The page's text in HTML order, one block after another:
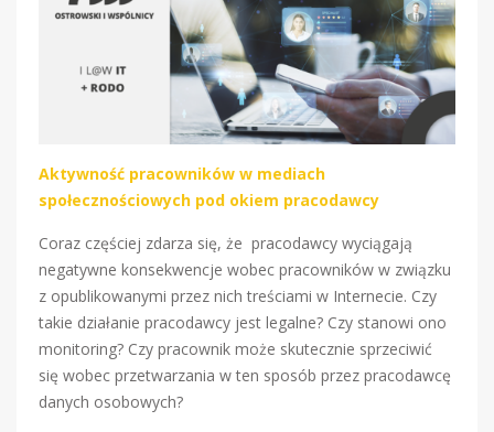
Aktywność pracowników w mediach
społecznościowych pod okiem pracodawcy
Coraz częściej zdarza się, że pracodawcy wyciągają
negatywne konsekwencje wobec pracowników w związku
z opublikowanymi przez nich treściami w Internecie. Czy
takie działanie pracodawcy jest legalne? Czy stanowi ono
monitoring? Czy pracownik może skutecznie sprzeciwić
się wobec przetwarzania w ten sposób przez pracodawcę
danych osobowych?